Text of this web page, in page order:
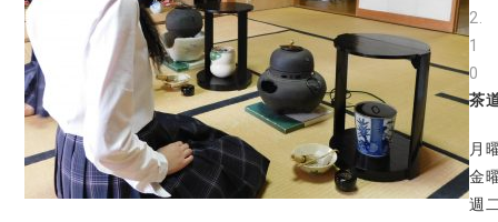
2.
1
0
茶
月
金
週